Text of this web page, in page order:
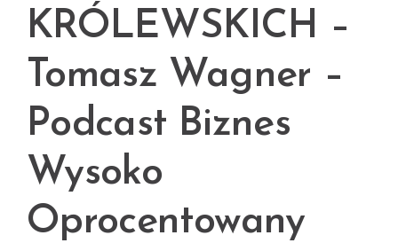
KRÓLEWSKICH –
Tomasz Wagner –
Podcast Biznes
Wysoko
Oprocentowany